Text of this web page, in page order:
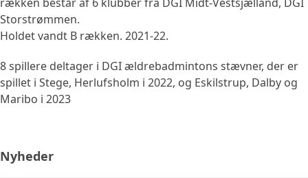
Storstrømmen.
Holdet vandt B rækken. 2021-22.
8 spillere deltager i DGI ældrebadmintons stævner, der er
spillet i Stege, Herlufsholm i 2022, og Eskilstrup, Dalby og
Maribo i 2023
Nyheder